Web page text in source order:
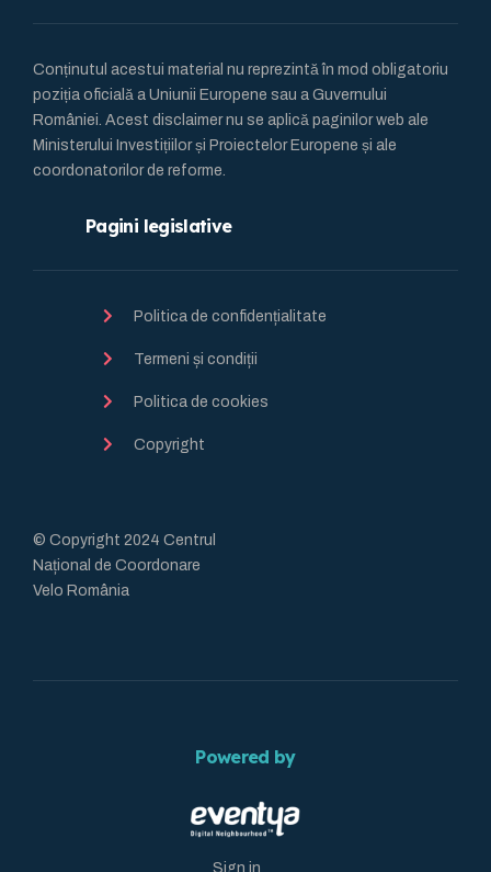
Conținutul acestui material nu reprezintă în mod obligatoriu
poziția oficială a Uniunii Europene sau a Guvernului
României. Acest disclaimer nu se aplică paginilor web ale
Ministerului Investițiilor și Proiectelor Europene și ale
coordonatorilor de reforme.
Pagini legislative
Politica de confidențialitate
Termeni și condiții
Politica de cookies
Copyright
© Copyright 2024 Centrul
Național de Coordonare
Velo România
Powered by
Sign in